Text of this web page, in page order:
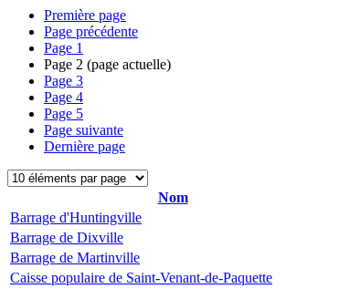
Première page
Page précédente
Page 1
Page 2 (page actuelle)
Page 3
Page 4
Page 5
Page suivante
Dernière page
Nom
Barrage d'Huntingville
Barrage de Dixville
Barrage de Martinville
Caisse populaire de Saint-Venant-de-Paquette